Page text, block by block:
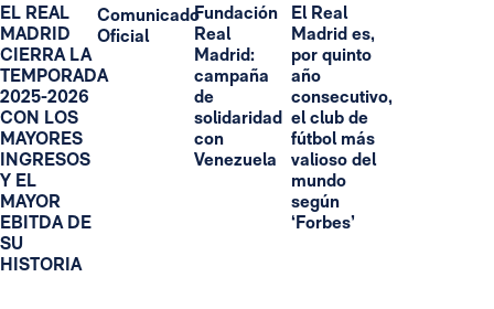
EL REAL
MADRID
CIERRA LA
TEMPORADA
2025-2026
CON LOS
MAYORES
INGRESOS
Y EL
MAYOR
EBITDA DE
SU
HISTORIA
Comunicado
Oficial
Fundación
Real
Madrid:
campaña
de
solidaridad
con
Venezuela
El Real
Madrid es,
por quinto
año
consecutivo,
el club de
fútbol más
valioso del
mundo
según
‘Forbes’